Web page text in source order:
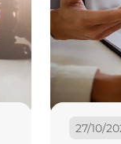
27/10/